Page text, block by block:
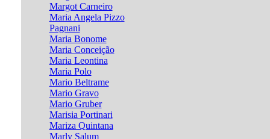
Margot Carneiro
Maria Angela Pizzo
Pagnani
Maria Bonome
Maria Conceição
Maria Leontina
Maria Polo
Mario Beltrame
Mario Gravo
Mario Gruber
Marisia Portinari
Mariza Quintana
Marly Salum